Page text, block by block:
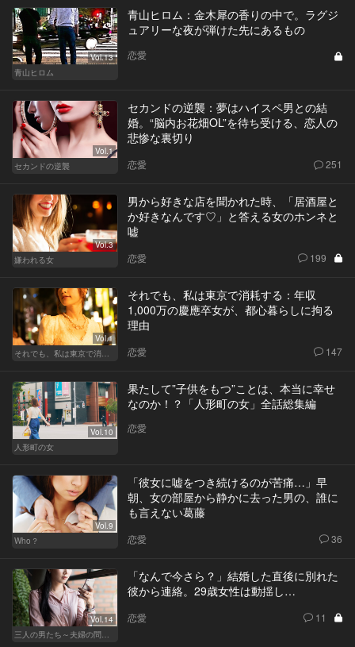
Vol.13
青山ヒロム
青山ヒロム：金木犀の香りの中で。ラグジ
ュアリーな夜が弾けた先にあるもの
恋愛
Vol.1
セカンドの逆襲
セカンドの逆襲：夢はハイスペ男との結
婚。“脳内お花畑OL”を待ち受ける、恋人の
悲惨な裏切り
恋愛 251
Vol.3
嫌われる女
男から好きな店を聞かれた時、「居酒屋と
か好きなんです♡」と答える女のホンネと
嘘
恋愛 199
Vol.1
それでも、私は東京で消耗する
それでも、私は東京で消耗する：年収
1,000万の慶應卒女が、都心暮らしに拘る
理由
恋愛 147
Vol.10
人形町の女
果たして”子供をもつ”ことは、本当に幸せ
なのか！？「人形町の女」全話総集編
恋愛
Vol.9
Who？
「彼女に嘘をつき続けるのが苦痛…」早
朝、女の部屋から静かに去った男の、誰に
も言えない葛藤
恋愛 36
Vol.14
三人の男たち～夫婦の問題～
「なんで今さら？」結婚した直後に別れた
彼から連絡。29歳女性は動揺し…
恋愛 11